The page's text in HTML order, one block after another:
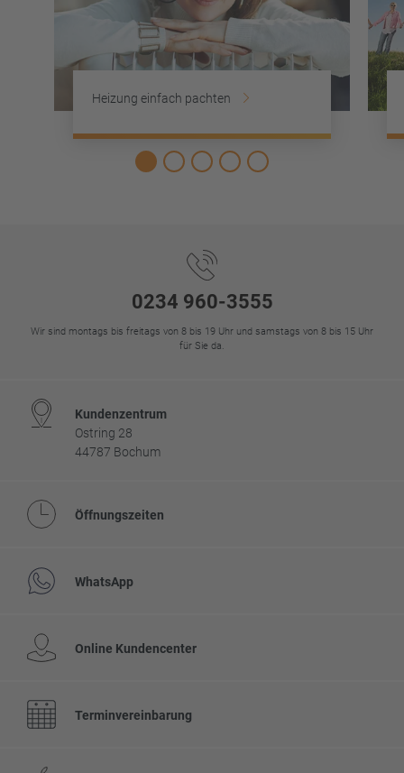
Heizung einfach pachten
0234 960-3555
Wir sind montags bis freitags von 8 bis 19 Uhr und samstags von 8 bis 15 Uhr
für Sie da.
Kundenzentrum
Ostring 28
44787 Bochum
Öffnungszeiten
WhatsApp
Online Kundencenter
Terminvereinbarung